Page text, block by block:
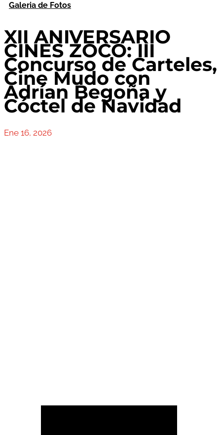
Galeria de Fotos
XII ANIVERSARIO
CINES ZOCO: III
Concurso de Carteles,
Cine Mudo con
Adrían Begoña y
Cóctel de Navidad
Ene 16, 2026